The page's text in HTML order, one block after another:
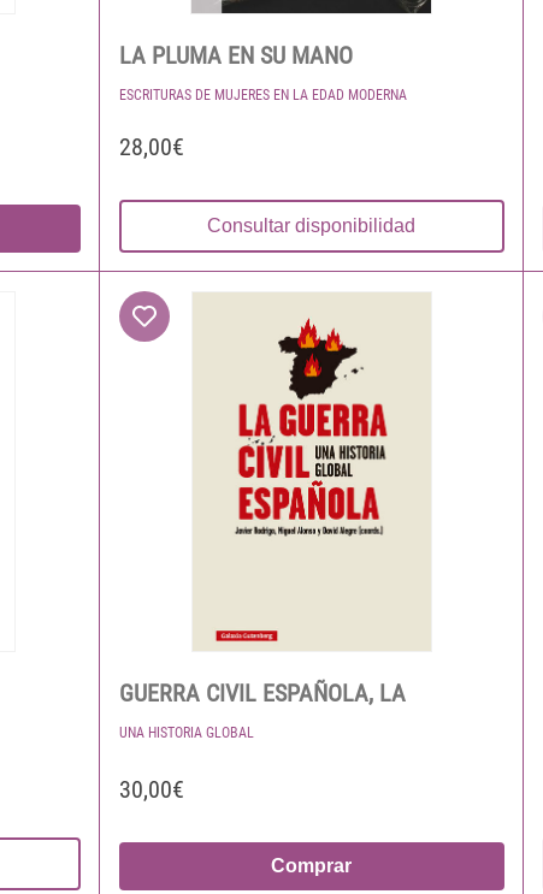
LA PLUMA EN SU MANO
ESCRITURAS DE MUJERES EN LA EDAD MODERNA
28,00€
Consultar disponibilidad
GUERRA CIVIL ESPAÑOLA, LA
UNA HISTORIA GLOBAL
30,00€
Comprar